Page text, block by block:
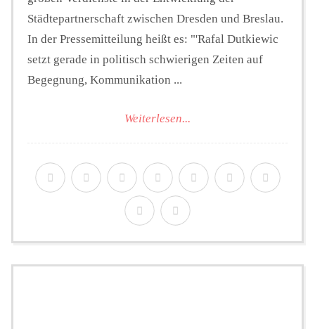
Städtepartnerschaft zwischen Dresden und Breslau.
In der Pressemitteilung heißt es: "'Rafal Dutkiewic
setzt gerade in politisch schwierigen Zeiten auf
Begegnung, Kommunikation ...
Weiterlesen...